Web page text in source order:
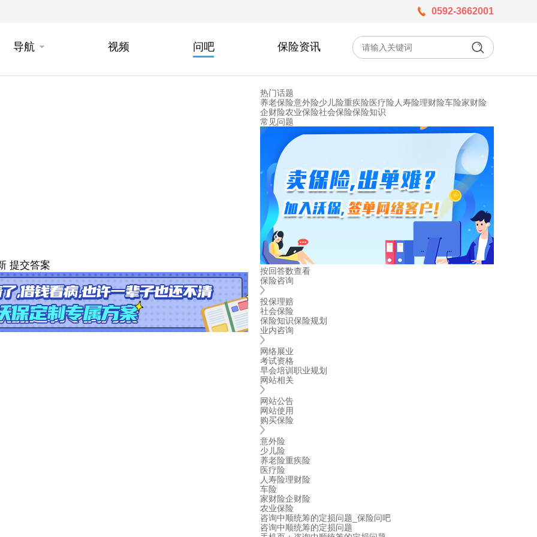
0592-3662001
导航 视频 问吧 保险资讯
提交答案
热门话题
养老保险意外险少儿险重疾险医疗险 人寿险理财险车险家财险
企财险农业保险社会保险保险知识
常见问题
按回答数查看
保险咨询
投保理赔
社会保险
保险知识保险规划
业内咨询
网络展业
考试资格
早会培训 职业规划
网站相关
网站公告
网站使用
购买保险
意外险
少儿险
养老险重疾险
医疗险
人寿险理财险
车险
家财险企财险
农业保险
咨询中顺统筹的定损问题_保险问吧
咨询中顺统筹的定损问题